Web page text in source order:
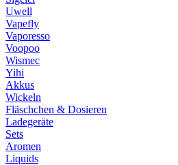
Uwell
Vapefly
Vaporesso
Voopoo
Wismec
Yihi
Akkus
Wickeln
Fläschchen & Dosieren
Ladegeräte
Sets
Aromen
Liquids